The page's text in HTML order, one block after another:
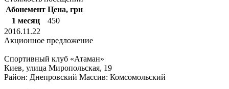
Абонемент Цена, грн
1 месяц
450
2016.11.22
Акционное предложение
Спортивный клуб «Атаман»
Киев, улица Миропольская, 19
Район: Днепровский Массив: Комсомольский